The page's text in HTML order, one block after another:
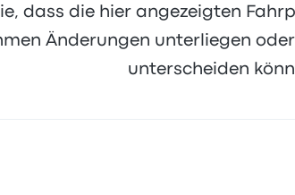
dass die hier angezeigten
Änderungen unterliegen
unterscheiden